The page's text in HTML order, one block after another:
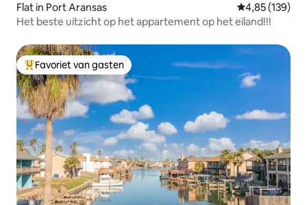
Flat in Port Aransas Gemiddelde
4,85 (139)
Het beste uitzicht op het appartement op het eiland!!!
Topfavoriet van gasten
Favoriet van gasten